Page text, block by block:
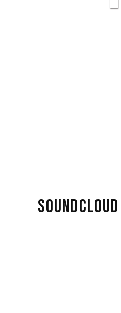
SOUNDCLOUD